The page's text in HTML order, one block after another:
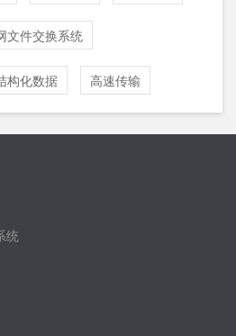
文件交换系统
构化数据 高速传输
统